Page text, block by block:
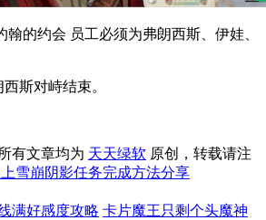
翰的约会 员工必须为弗朗西斯、伊娃、
斯对峙结束。
有文章均为 天天绿软 原创，转载请注
雪崩阴影任务完成方法分享
满好感度攻略 卡片魔王只剩个头魔神